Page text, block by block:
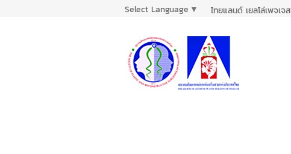
Select Language ▼ ไทยแลนด์ เยลโล่เพจเจส